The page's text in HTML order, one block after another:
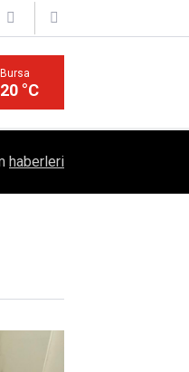
Bursa
20 °C
haberleri